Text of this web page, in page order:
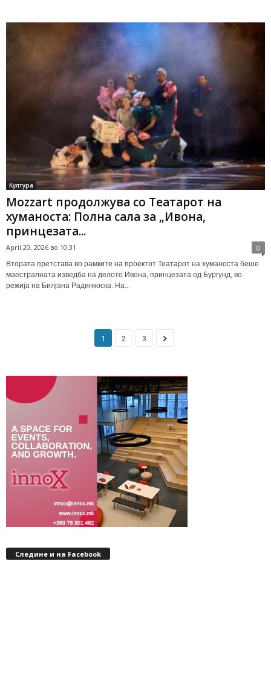
Култура
Mozzart продолжува со Театарот на
хуманоста: Полна сала за „Ивона,
принцезата...
April 20, 2026 во 10:31 0
Втората претстава во рамките на проектот Театарот на хуманоста беше
маестралната изведба на делото Ивона, принцезата од Бургунд, во
режија на Билјана Радинкоска. На...
1 2 3
Следине и на Facebook